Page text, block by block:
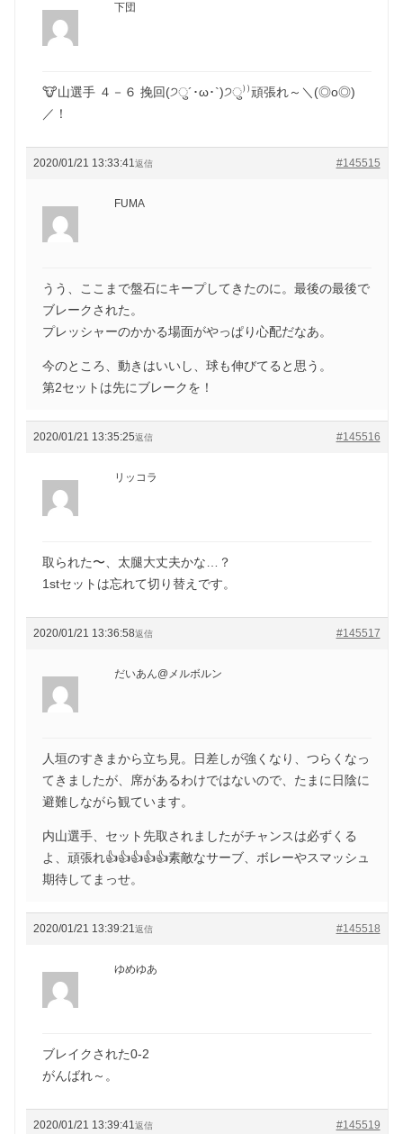
下団
🐮山選手 ４－６ 挽回(੭ु´･ω･`)੭ु⁾⁾頑張れ～＼(◎o◎)
／！
2020/01/21 13:33:41 #145515
返信
FUMA
うう、ここまで盤石にキープしてきたのに。最後の最後で
ブレークされた。
プレッシャーのかかる場面がやっぱり心配だなあ。
今のところ、動きはいいし、球も伸びてると思う。
第2セットは先にブレークを！
2020/01/21 13:35:25 #145516
返信
リッコラ
取られた〜、太腿大丈夫かな…？
1stセットは忘れて切り替えです。
2020/01/21 13:36:58 #145517
返信
だいあん@メルボルン
人垣のすきまから立ち見。日差しが強くなり、つらくなっ
てきましたが、席があるわけではないので、たまに日陰に
避難しながら観ています。
内山選手、セット先取されましたがチャンスは必ずくる
よ、頑張れ👍👍👍👍👍素敵なサーブ、ボレーやスマッシュ
期待してまっせ。
2020/01/21 13:39:21 #145518
返信
ゆめゆあ
ブレイクされた0-2
がんばれ～。
2020/01/21 13:39:41 #145519
返信